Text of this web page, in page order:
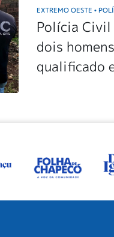
EXTREMO OESTE•
Polícia
dois
qualificado